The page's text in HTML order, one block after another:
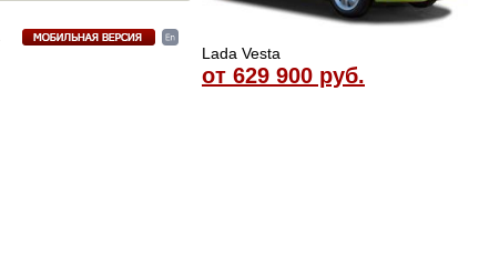
Lada Vesta
от 629 900 руб.